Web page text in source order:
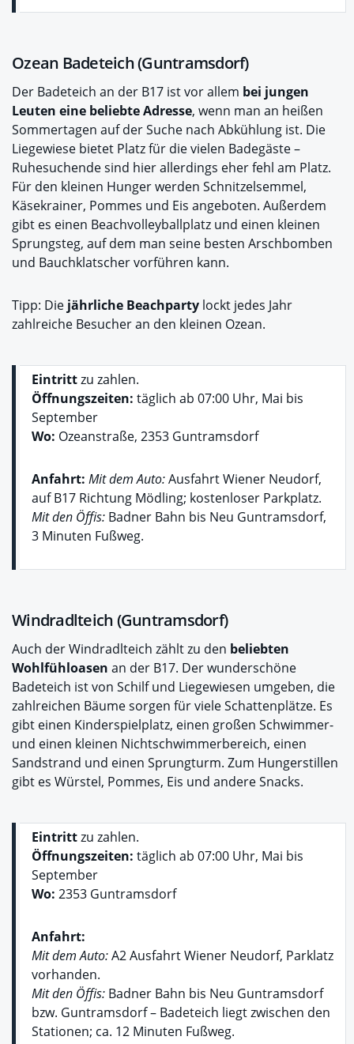
Ozean Badeteich (Guntramsdorf)
Der Badeteich an der B17 ist vor allem bei jungen
Leuten eine beliebte Adresse, wenn man an heißen
Sommertagen auf der Suche nach Abkühlung ist. Die
Liegewiese bietet Platz für die vielen Badegäste –
Ruhesuchende sind hier allerdings eher fehl am Platz.
Für den kleinen Hunger werden Schnitzelsemmel,
Käsekrainer, Pommes und Eis angeboten. Außerdem
gibt es einen Beachvolleyballplatz und einen kleinen
Sprungsteg, auf dem man seine besten Arschbomben
und Bauchklatscher vorführen kann.
Tipp: Die jährliche Beachparty lockt jedes Jahr
zahlreiche Besucher an den kleinen Ozean.
Eintrittzu zahlen.
Öffnungszeiten: täglich ab 07:00 Uhr, Mai bis
September
Wo: Ozeanstraße, 2353 Guntramsdorf
Anfahrt: Mit dem Auto:Ausfahrt Wiener Neudorf,
auf B17 Richtung Mödling; kostenloser Parkplatz.
Mit den Öffis: Badner Bahn bis Neu Guntramsdorf,
3 Minuten Fußweg.
Windradlteich (Guntramsdorf)
Auch der Windradlteich zählt zu den beliebten
Wohlfühloasen an der B17. Der wunderschöne
Badeteich ist von Schilf und Liegewiesen umgeben, die
zahlreichen Bäume sorgen für viele Schattenplätze. Es
gibt einen Kinderspielplatz, einen großen Schwimmer-
und einen kleinen Nichtschwimmerbereich, einen
Sandstrand und einen Sprungturm. Zum Hungerstillen
gibt es Würstel, Pommes, Eis und andere Snacks.
Eintrittzu zahlen.
Öffnungszeiten: täglich ab 07:00 Uhr, Mai bis
September
Wo: 2353 Guntramsdorf
Anfahrt:
Mit dem Auto:A2 Ausfahrt Wiener Neudorf, Parklatz
vorhanden.
Mit den Öffis: Badner Bahn bis Neu Guntramsdorf
bzw. Guntramsdorf – Badeteich liegt zwischen den
Stationen; ca. 12 Minuten Fußweg.